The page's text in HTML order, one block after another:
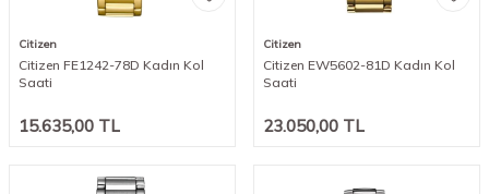
Citizen
Citizen FE1242-78D Kadın Kol
Saati
15.635,00 TL
Citizen
Citizen EW5602-81D Kadın Kol
Saati
23.050,00 TL